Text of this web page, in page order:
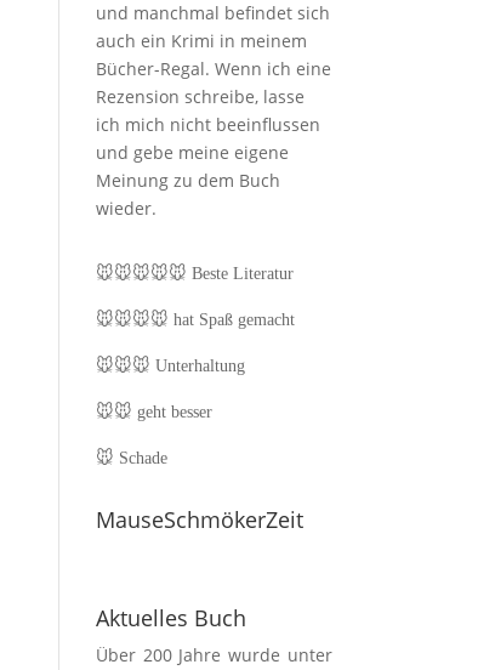
und manchmal befindet sich
auch ein Krimi in meinem
Bücher-Regal. Wenn ich eine
Rezension schreibe, lasse
ich mich nicht beeinflussen
und gebe meine eigene
Meinung zu dem Buch
wieder.
🐭🐭🐭🐭🐭Beste Literatur
🐭🐭🐭🐭 hat Spaß gemacht
🐭🐭🐭 Unterhaltung
🐭🐭 geht besser
🐭 Schade
MauseSchmökerZeit
Aktuelles Buch
Über 200 Jahre wurde unter